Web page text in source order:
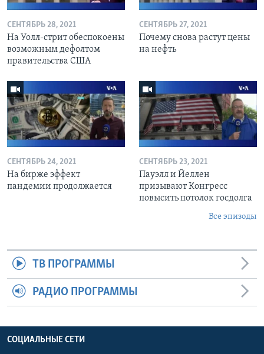
СЕНТЯБРЬ 28, 2021
На Уолл-стрит обеспокоены
возможным дефолтом
правительства США
СЕНТЯБРЬ 27, 2021
Почему снова растут цены
на нефть
СЕНТЯБРЬ 24, 2021
На бирже эффект
пандемии продолжается
СЕНТЯБРЬ 23, 2021
Пауэлл и Йеллен
призывают Конгресс
повысить потолок госдолга
Все эпизоды
ТВ ПРОГРАММЫ
РАДИО ПРОГРАММЫ
СОЦИАЛЬНЫЕ СЕТИ